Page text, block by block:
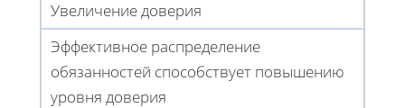
Увеличение доверия
Эффективное распределение
обязанностей способствует повышению
уровня доверия